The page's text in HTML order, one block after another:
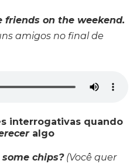
friends on the weekend.
amigos no final de
interrogativas quando
algo
chips?(Você quer